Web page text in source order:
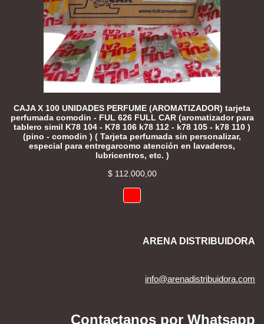
CAJA X 100 UNIDADES PERFUME (AROMATIZADOR) tarjeta
perfumada comodin - FUL 626 FULL CAR (aromatizador para
tablero simil K78 104 - K78 106 k78 112 - k78 105 - k78 110 )
(pino - comodin ) ( Tarjeta perfumada sin personalizar,
especial para entregarcomo atención en lavaderos,
lubricentros, etc. )
$112.000,00
ARENA DISTRIBUIDORA
info@arenadistribuidora.com
Contactanos por Whatsapp